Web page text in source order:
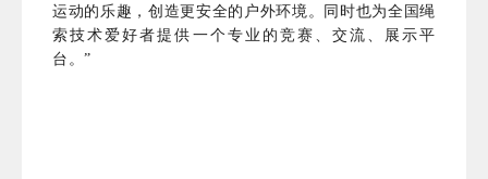
运动的乐趣，创造更安全的户外环境。
同时也为全国绳
索技术爱好者提供一个专业的竞赛、交流、展示平
台。”